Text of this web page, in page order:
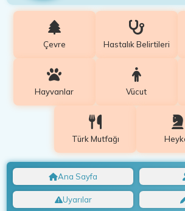
Çevre Hastalık Belirtileri
Hayvanlar Vücut
Türk Mutfağı
Ana Sayfa
Uyarılar